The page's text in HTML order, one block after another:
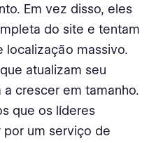
Em vez disso, eles
do site e tentam
localização massivo.
atualizam seu
crescer em tamanho.
que os líderes
um serviço de